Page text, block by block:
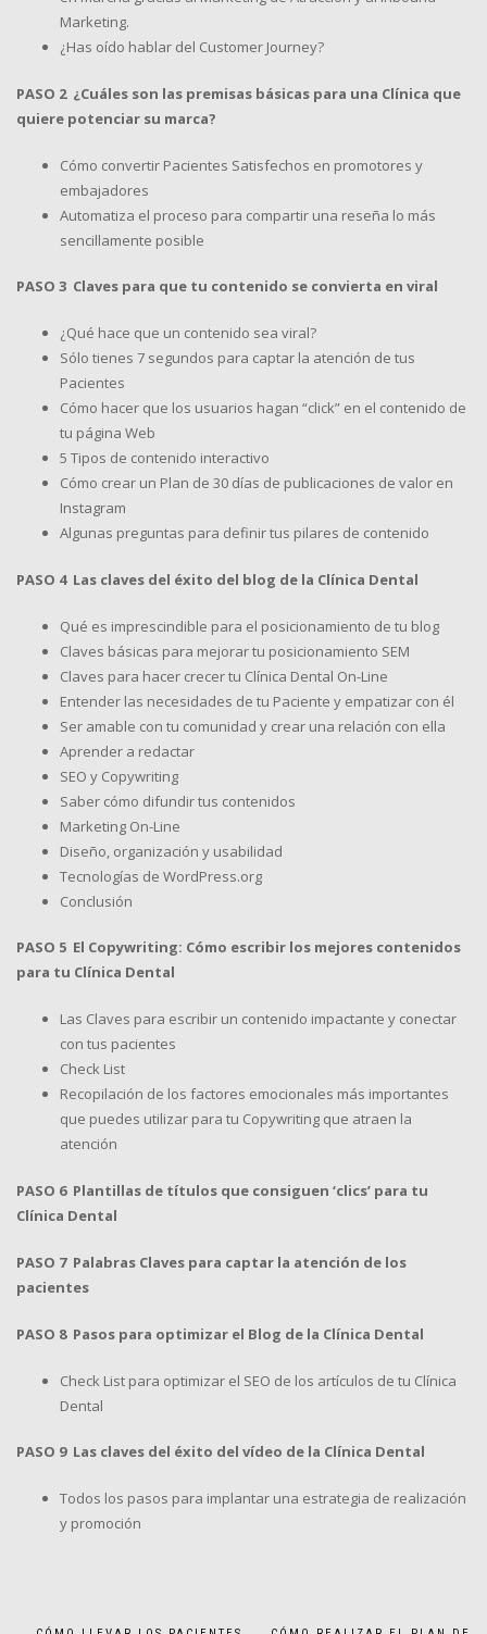
Marketing.
¿Has oído hablar del Customer Journey?
PASO 2 ¿Cuáles son las premisas básicas para una Clínica que
quiere potenciar su marca?
Cómo convertir Pacientes Satisfechos en promotores y
embajadores
Automatiza el proceso para compartir una reseña lo más
sencillamente posible
PASO 3 Claves para que tu contenido se convierta en viral
¿Qué hace que un contenido sea viral?
Sólo tienes 7 segundos para captar la atención de tus
Pacientes
Cómo hacer que los usuarios hagan “click” en el contenido de
tu página Web
5 Tipos de contenido interactivo
Cómo crear un Plan de 30 días de publicaciones de valor en
Instagram
Algunas preguntas para definir tus pilares de contenido
PASO 4 Las claves del éxito del blog de la Clínica Dental
Qué es imprescindible para el posicionamiento de tu blog
Claves básicas para mejorar tu posicionamiento SEM
Claves para hacer crecer tu Clínica Dental On-Line
Entender las necesidades de tu Paciente y empatizar con él
Ser amable con tu comunidad y crear una relación con ella
Aprender a redactar
SEO y Copywriting
Saber cómo difundir tus contenidos
Marketing On-Line
Diseño, organización y usabilidad
Tecnologías de WordPress.org
Conclusión
PASO 5 El Copywriting: Cómo escribir los mejores contenidos
para tu Clínica Dental
Las Claves para escribir un contenido impactante y conectar
con tus pacientes
Check List
Recopilación de los factores emocionales más importantes
que puedes utilizar para tu Copywriting que atraen la
atención
PASO 6 Plantillas de títulos que consiguen ‘clics’ para tu
Clínica Dental
PASO 7 Palabras Claves para captar la atención de los
pacientes
PASO 8 Pasos para optimizar el Blog de la Clínica Dental
Check List para optimizar el SEO de los artículos de tu Clínica
Dental
PASO 9 Las claves del éxito del vídeo de la Clínica Dental
Todos los pasos para implantar una estrategia de realización
y promoción